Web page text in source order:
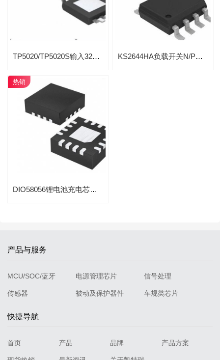
TP5020/TP5020S输入32V高耐压具备OVP保护同步2.5A降压充电管理芯片 ​​KS2644HA负载开关N/P通道20V/8A互补的高级功率MOSFET芯片
热销
DIO58056锂电池充电芯片36V耐压1A充电电流带过流过压保护
产品与服务
MCU/SOC/蓝牙 电源管理芯片 信号处理
传感器 被动及保护器件 车规类芯片
快捷导航
首页 产品 品牌 产品方案